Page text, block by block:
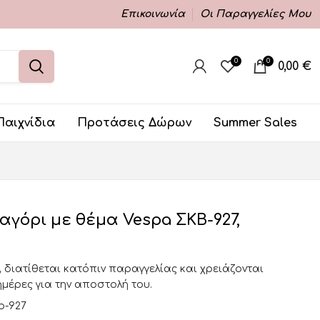
Επικοινωνία Οι Παραγγελίες Μου
0 0 0,00 €
Προτάσεις Δώρων Summer Sales
με θέμα Vespa ΣΚΒ-927,
διατίθεται κατόπιν παραγγελίας και χρειάζονται
για την αποστολή του.
927